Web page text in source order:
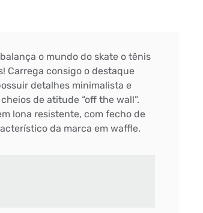
o mundo do skate o tênis
Carrega consigo o destaque
detalhes minimalista e
de atitude “off the wall”.
lona resistente, com fecho de
da marca em waffle.